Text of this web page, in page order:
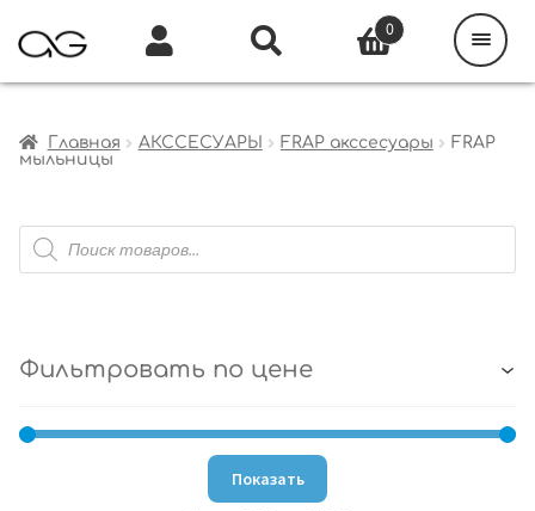
Главная АКССЕСУАРЫ FRAP акссесуары
FRAP
мыльницы
Поиск
товаров
Фильтровать по цене
Показать
0